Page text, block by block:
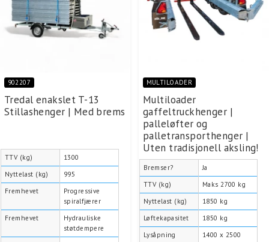
902207
Tredal enakslet T-13
Stillashenger | Med brems
TTV (kg)
1300
Nyttelast (kg)
995
Fremhevet
Progressive
spiralfjærer
Fremhevet
Hydrauliske
støtdempere
MULTILOADER
Multiloader
gaffeltruckhenger |
palleløfter og
palletransporthenger |
Uten tradisjonell aksling!
Bremser?
Ja
TTV (kg)
Maks 2700 kg
Nyttelast (kg)
1850 kg
Løftekapasitet
1850 kg
Lysåpning
1400 x 2500